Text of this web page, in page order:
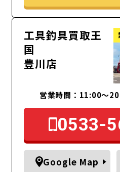
工具釣具買取王
国
豊川店
営業時間：11:00～
0533-
Google Map